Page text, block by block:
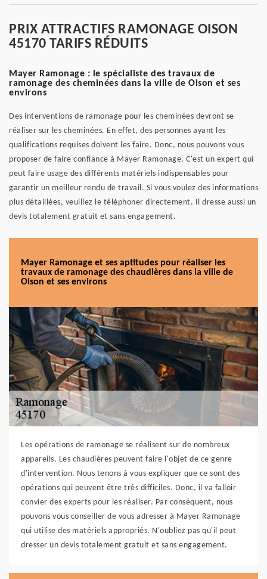
PRIX ATTRACTIFS RAMONAGE OISON
45170 TARIFS RÉDUITS
Mayer Ramonage : le spécialiste des travaux de
ramonage des cheminées dans la ville de Oison et ses
environs
Des interventions de ramonage pour les cheminées devront se
réaliser sur les cheminées. En effet, des personnes ayant les
qualifications requises doivent les faire. Donc, nous pouvons vous
proposer de faire confiance à Mayer Ramonage. C'est un expert qui
peut faire usage des différents matériels indispensables pour
garantir un meilleur rendu de travail. Si vous voulez des informations
plus détaillées, veuillez le téléphoner directement. Il dresse aussi un
devis totalement gratuit et sans engagement.
Mayer Ramonage et ses aptitudes pour réaliser les
travaux de ramonage des chaudières dans la ville de
Oison et ses environs
Les opérations de ramonage se réalisent sur de nombreux
appareils. Les chaudières peuvent faire l'objet de ce genre
d'intervention. Nous tenons à vous expliquer que ce sont des
opérations qui peuvent être très difficiles. Donc, il va falloir
convier des experts pour les réaliser. Par conséquent, nous
pouvons vous conseiller de vous adresser à Mayer Ramonage
qui utilise des matériels appropriés. N'oubliez pas qu'il peut
dresser un devis totalement gratuit et sans engagement.